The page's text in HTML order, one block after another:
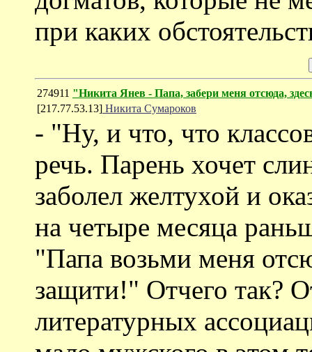
при каких
274911 "Никита Янев - Папа, забери меня отсюда,
[217.77.53.13] Никита Сумароков
- "Ну, и что, что
речь. Парень хочет
заболел желтухой и
на четыре месяца
"Папа возьми меня
защити!" Отчего так?
литературных